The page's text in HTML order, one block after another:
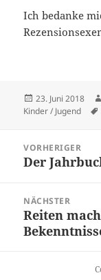
Ich bedanke
Veröffentlicht
am
23. Juni 2018
Kinder / Jugend
VORHERIGER
Vorheriger
Der
NÄCHSTER
Nächster
Beitrag:
Reiten